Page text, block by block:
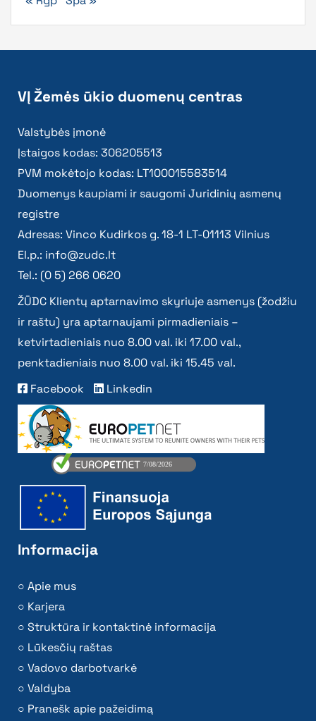
VĮ Žemės ūkio duomenų centras
Valstybės įmonė
Įstaigos kodas: 306205513
PVM mokėtojo kodas: LT100015583514
Duomenys kaupiami ir saugomi Juridinių asmenų
registre
Adresas: Vinco Kudirkos g. 18-1 LT-01113 Vilnius
El.p.: info@zudc.lt
Tel.: (0 5) 266 0620
ŽŪDC Klientų aptarnavimo skyriuje asmenys (žodžiu
ir raštu) yra aptarnaujami pirmadieniais –
ketvirtadieniais nuo 8.00 val. iki 17.00 val.,
penktadieniais nuo 8.00 val. iki 15.45 val.
Facebook
Linkedin
Informacija
Apie mus
Karjera
Struktūra ir kontaktinė informacija
Lūkesčių raštas
Vadovo darbotvarkė
Valdyba
Pranešk apie pažeidimą